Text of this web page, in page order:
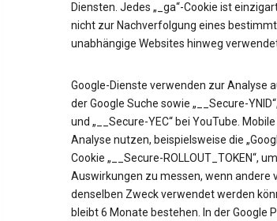
Diensten. Jedes „_ga“-Cookie ist
nicht zur Nachverfolgung eines
unabhängige Websites hinweg
Google-Dienste verwenden zur Analyse
der Google Suche sowie „__Secure-
und „__Secure-YEC“ bei YouTube.
Analyse nutzen, beispielsweise die
Cookie „__Secure-ROLLOUT_TOKEN“,
Auswirkungen zu messen, wenn andere
denselben Zweck verwendet werden
bleibt 6 Monate bestehen. In der Google